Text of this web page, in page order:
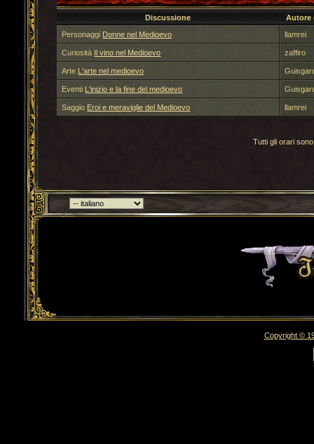
Discussione
Autore
Personaggi Donne nel Medioevo llamrei
Curiosità Il vino nel Medioevo zaffiro
Arte L'arte nel medioevo
Eventi L'inizio e la fine del medioevo
Saggio Eroi e meraviglie del Medioevo llamrei
Tutti gli orari
Torna indietro
Copyright ©